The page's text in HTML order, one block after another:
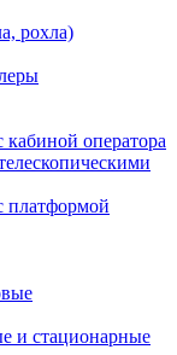
рохла)
оператора
платформой
и стационарные